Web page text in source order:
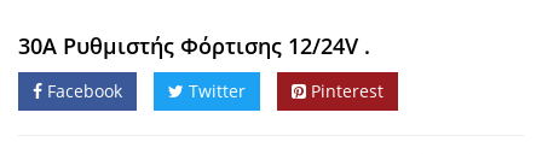
30A Ρυθμιστής Φόρτισης 12/24V .
Facebook Twitter Pinterest